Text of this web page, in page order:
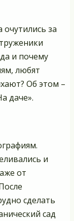
очутились за
и почему
любят
Об этом –
даче».
и
от
сделать
сад